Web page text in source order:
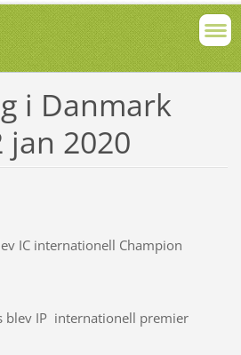
i Danmark
jan 2020
IC internationell Champion
blev IP internationell premier